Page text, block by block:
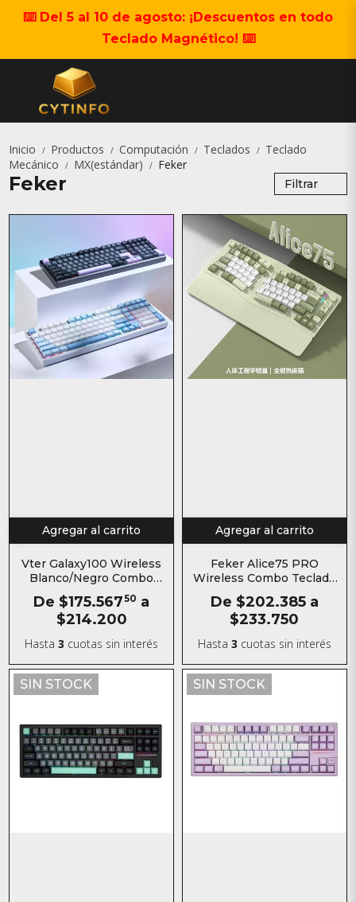
⌨️ Del 5 al 10 de agosto: ¡Descuentos en todo
Teclado Magnético! ⌨️
Inicio / Productos / Computación / Teclados / Teclado
Mecánico
/ MX(estándar) / Feker
Feker Filtrar
Agregar al carrito
Vter Galaxy100 Wireless
Blanco/Negro Combo
Teclado Mecanico
Aluminio Inalámbrico
De $175.56750 a
$214.200
Hasta3 cuotas sin interés
Agregar al carrito
Feker Alice75 PRO
Wireless Combo Teclado
Mecanico Aluminio
Inalámbrico
De $202.385 a
$233.750
Hasta 3 cuotas sin interés
SIN STOCK SIN STOCK